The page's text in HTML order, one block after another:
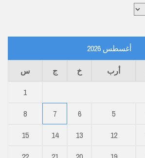
أغسطس 2026
أرب خ ج
س
1
5
6
7
8
12
13
14
15